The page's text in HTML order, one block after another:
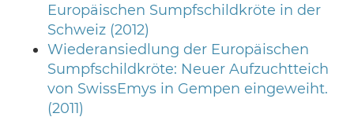
Europäischen Sumpfschildkröte in der
Schweiz (2012)
Wiederansiedlung der Europäischen
Sumpfschildkröte: Neuer Aufzuchtteich
von SwissEmys in Gempen eingeweiht.
(2011)